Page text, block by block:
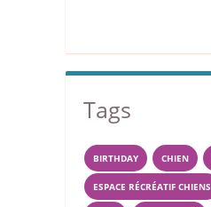
Tags
BIRTHDAY CHIEN
ESPACE RÉCRÉATIF CHIENS